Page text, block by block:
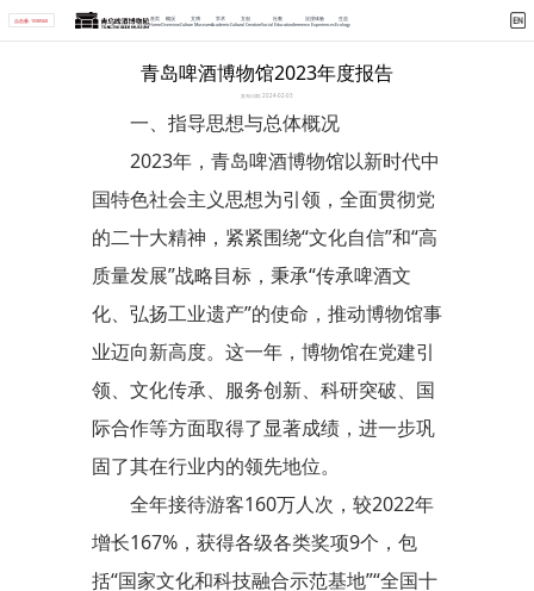
首页
Home
概况
Overview
文博
Culture Museum
学术
Academic
文创
Cultural Creation
社教
Social Education
沉浸体验
Immerse Experiences
生态
Ecology
点击量: 1590560
青岛啤酒博物馆2023年度报告
发布日期: 2024-02-03
一、指导思想与总体概况
2023年，青岛啤酒博物馆以新时代中
国特色社会主义思想为引领，全面贯彻党
的二十大精神，紧紧围绕“文化自信”和“高
质量发展”战略目标，秉承“传承啤酒文
化、弘扬工业遗产”的使命，推动博物馆事
业迈向新高度。这一年，博物馆在党建引
领、文化传承、服务创新、科研突破、国
际合作等方面取得了显著成绩，进一步巩
固了其在行业内的领先地位。
全年接待游客160万人次，较2022年
增长167%，获得各级各类奖项9个，包
括“国家文化和科技融合示范基地”“全国十